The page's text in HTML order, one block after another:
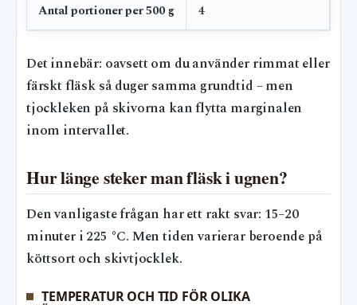
Antal portioner per 500 g 4
Det innebär: oavsett om du använder rimmat eller
färskt fläsk så duger samma grundtid – men
tjockleken på skivorna kan flytta marginalen
inom intervallet.
Hur länge steker man fläsk i ugnen?
Den vanligaste frågan har ett rakt svar: 15–20
minuter i 225 °C. Men tiden varierar beroende på
köttsort och skivtjocklek.
TEMPERATUR OCH TID FÖR OLIKA